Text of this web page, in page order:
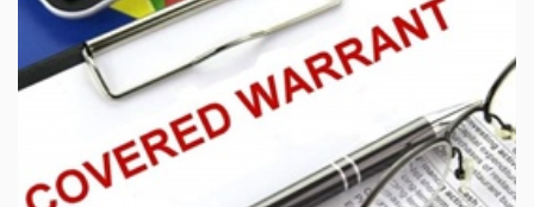
Công